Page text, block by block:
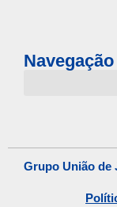
Navegação
Grupo União de